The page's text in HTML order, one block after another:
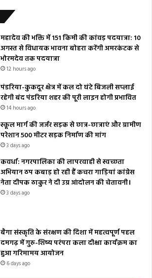
महादेव की भक्ति में 151 किमी की कांवड़ पदयात्रा: 10
अगस्त से विधायक भावना बोहरा करेंगी अमरकंटक से
भोरमदेव तक पदयात्रा
12 hours ago
पंडरिया-कुकदूर क्षेत्र में कल दो घंटे बिजली सप्लाई
रहेगी बंद पंडरिया शहर की पूरी लाइन होगी प्रभावित
14 hours ago
स्कूल मार्ग की जर्जर सड़क से छात्र-छात्राएं और ग्रामीण
परेशान 500 मीटर सड़क निर्माण की मांग
3 days ago
कवर्धा: नगरपालिका की लापरवाही से स्वच्छता
अभियान ठप कबाड़ हो रही हैं कचरा गाड़ियां कांग्रेस
नेता दीपक ठाकुर ने दी उग्र आंदोलन की चेतावनी।
3 days ago
बैगा संस्कृति के संरक्षण की दिशा में महत्वपूर्ण पहल
दमगढ़ में गुरु-शिष्य परंपरा कला दीक्षा कार्यक्रम का
हुआ गरिमामय आयोजन
6 days ago